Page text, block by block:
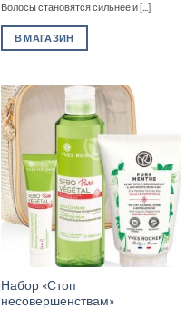
Волосы становятся сильнее и [...]
В МАГАЗИН
Набор «Стоп
несовершенствам»